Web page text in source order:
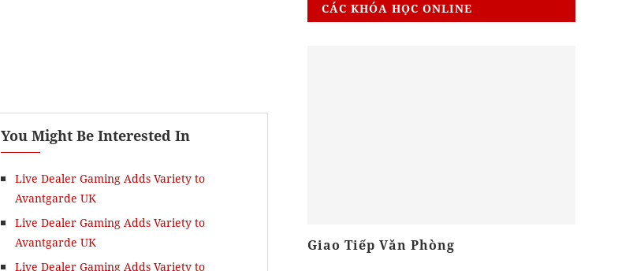
You Might Be Interested In
Live Dealer Gaming Adds Variety to
Avantgarde UK
Live Dealer Gaming Adds Variety to
Avantgarde UK
Live Dealer Gaming Adds Variety to
CÁC KHÓA HỌC ONLINE
Vietnamese Language Course Giao Tiếp Văn Phòng